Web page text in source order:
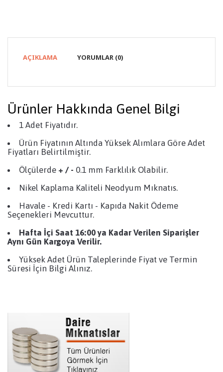
AÇIKLAMA YORUMLAR (0)
Ürünler Hakkında Genel Bilgi
1 Adet Fiyatıdır.
Ürün Fiyatının Altında Yüksek Alımlara Göre Adet
Fiyatları Belirtilmiştir.
Ölçülerde + / - 0.1 mm Farklılık Olabilir.
Nikel Kaplama Kaliteli Neodyum Mıknatıs.
Havale - Kredi Kartı - Kapıda Nakit Ödeme
Seçenekleri Mevcuttur.
Hafta İçi Saat 16:00 ya Kadar Verilen Siparişler
Aynı Gün Kargoya Verilir.
Yüksek Adet Ürün Taleplerinde Fiyat ve Termin
Süresi İçin Bilgi Alınız.